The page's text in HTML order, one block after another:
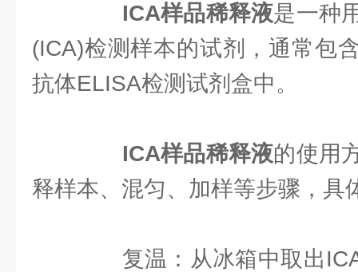
ICA样品稀释液是一种
(ICA)检测样本的试剂，通常包
抗体ELISA检测试剂盒中。
ICA样品稀释液的使用
释样本、混匀、加样等步骤，具
复温：从冰箱中取出